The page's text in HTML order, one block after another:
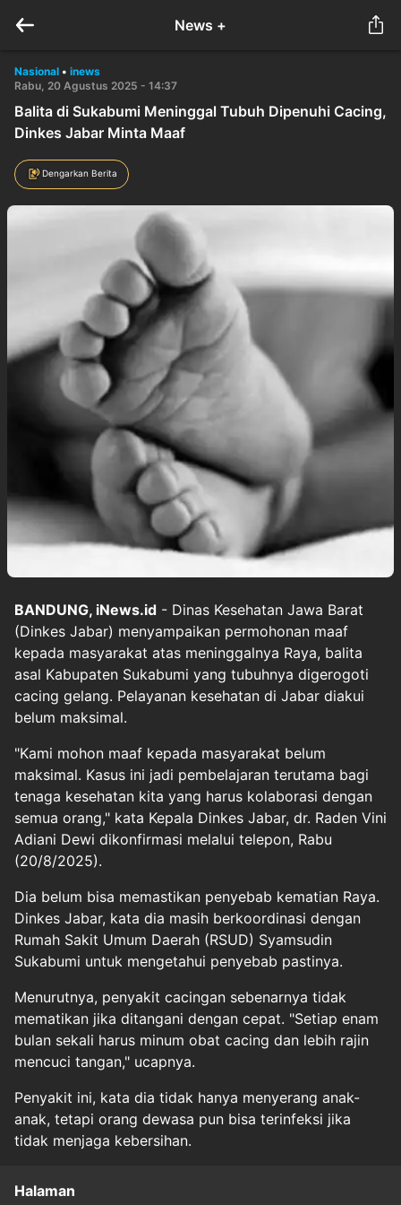
News +
Nasional • inews
Rabu, 20 Agustus 2025 - 14:37
Balita di Sukabumi Meninggal Tubuh Dipenuhi Cacing,
Dinkes Jabar Minta Maaf
Dengarkan Berita
BANDUNG, iNews.id - Dinas Kesehatan Jawa Barat
(Dinkes Jabar) menyampaikan permohonan maaf
kepada masyarakat atas meninggalnya Raya, balita
asal Kabupaten Sukabumi yang tubuhnya digerogoti
cacing gelang. Pelayanan kesehatan di Jabar diakui
belum maksimal.
"Kami mohon maaf kepada masyarakat belum
maksimal. Kasus ini jadi pembelajaran terutama bagi
tenaga kesehatan kita yang harus kolaborasi dengan
semua orang," kata Kepala Dinkes Jabar, dr. Raden Vini
Adiani Dewi dikonfirmasi melalui telepon, Rabu
(20/8/2025).
Dia belum bisa memastikan penyebab kematian Raya.
Dinkes Jabar, kata dia masih berkoordinasi dengan
Rumah Sakit Umum Daerah (RSUD) Syamsudin
Sukabumi untuk mengetahui penyebab pastinya.
Menurutnya, penyakit cacingan sebenarnya tidak
mematikan jika ditangani dengan cepat. "Setiap enam
bulan sekali harus minum obat cacing dan lebih rajin
mencuci tangan," ucapnya.
Penyakit ini, kata dia tidak hanya menyerang anak-
anak, tetapi orang dewasa pun bisa terinfeksi jika
tidak menjaga kebersihan.
Halaman